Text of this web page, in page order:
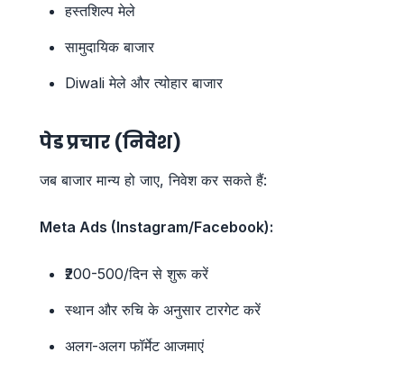
हस्तशिल्प मेले
सामुदायिक बाजार
Diwali मेले और त्योहार बाजार
पेड प्रचार (निवेश)
जब बाजार मान्य हो जाए, निवेश कर सकते हैं:
Meta Ads (Instagram/Facebook):
₹200-500/दिन से शुरू करें
स्थान और रुचि के अनुसार टारगेट करें
अलग-अलग फॉर्मेट आजमाएं